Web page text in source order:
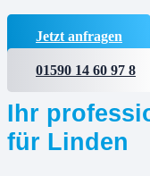
Jetzt anfragen
01590 14 60 97 8
Ihr
für Linden